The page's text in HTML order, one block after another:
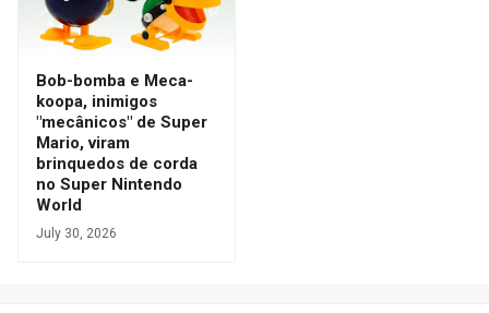
Bob-bomba e Meca-
koopa, inimigos
"mecânicos" de Super
Mario, viram
brinquedos de corda
no Super Nintendo
World
July 30, 2026